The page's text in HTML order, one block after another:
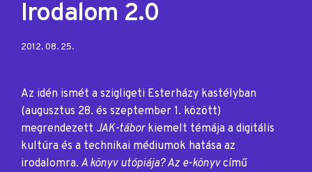
Irodalom 2.0
Posted
2012. 08. 25.
Az idén ismét a szigligeti Esterházy kastélyban
(augusztus 28. és szeptember 1. között)
megrendezett JAK-táborkiemelt témája a digitális
kultúra és a technikai médiumok hatása az
irodalomra. A könyv utópiája? Az e-könyvcímű